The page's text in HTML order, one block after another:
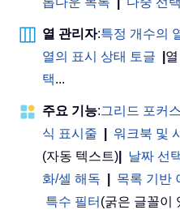
열 관리자:특정 개수의
열의 표시 상태 토글
택...
주요 기능:그리드 포커스
식 표시줄
워크북 및
(자동 텍스트)
날짜 선
화/셀 해독
목록 기반
특수 필터 (굵은 글꼴이